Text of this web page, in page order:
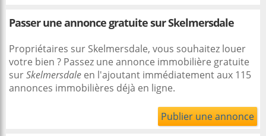
Passer une annonce gratuite sur Skelmersdale
Propriétaires sur Skelmersdale, vous souhaitez louer
votre bien ? Passez une annonce immobilière gratuite
surSkelmersdale en l'ajoutant immédiatement aux 115
annonces immobilières déjà en ligne.
Publier une annonce